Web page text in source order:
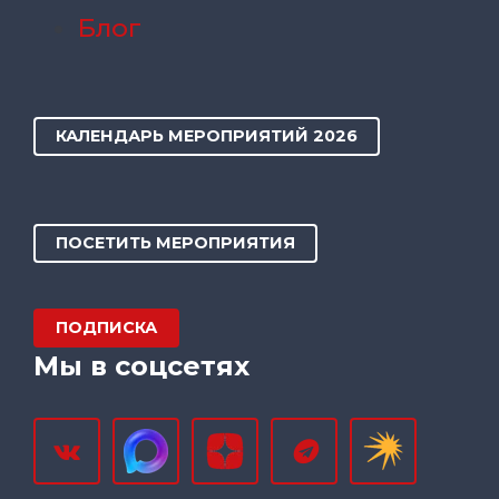
Блог
КАЛЕНДАРЬ МЕРОПРИЯТИЙ 2026
ПОСЕТИТЬ МЕРОПРИЯТИЯ
ПОДПИСКА
Мы в соцсетях